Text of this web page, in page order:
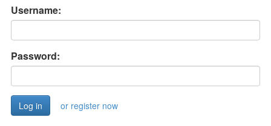
Username:
Password:
or register now